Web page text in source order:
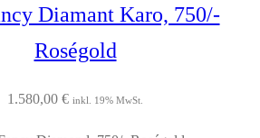
Diamant Karo, 750/-
Roségold
1.580,00 € inkl. 19% MwSt.